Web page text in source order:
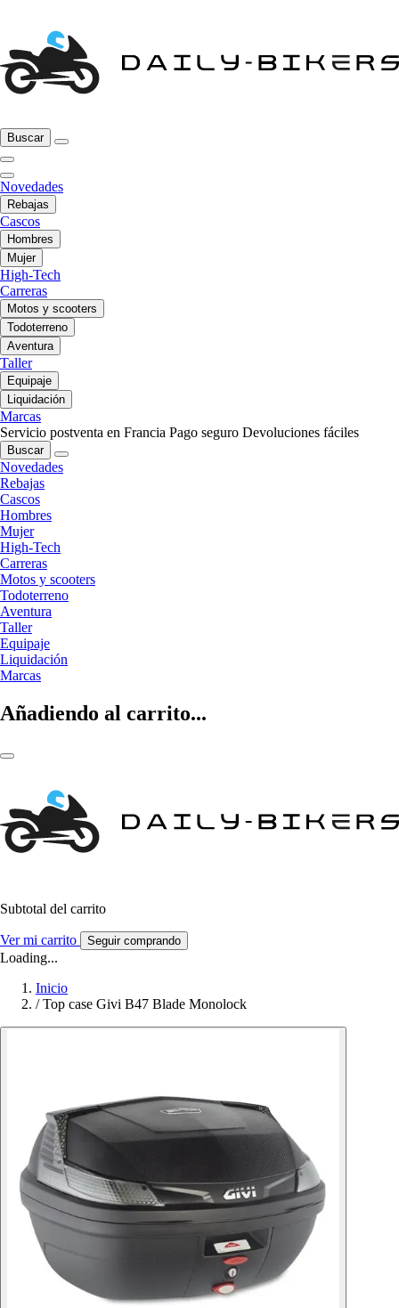
Buscar
Novedades
Rebajas
Cascos
Hombres
Mujer
High-Tech
Carreras
Motos y scooters
Todoterreno
Aventura
Taller
Equipaje
Liquidación
Marcas
Servicio postventa en Francia Pago seguro Devoluciones fáciles
Buscar
Novedades
Rebajas
Cascos
Hombres
Mujer
High-Tech
Carreras
Motos y scooters
Todoterreno
Aventura
Taller
Equipaje
Liquidación
Marcas
Añadiendo al carrito...
Subtotal del carrito
Ver mi carrito Seguir comprando
Loading...
Inicio
/ Top case Givi B47 Blade Monolock